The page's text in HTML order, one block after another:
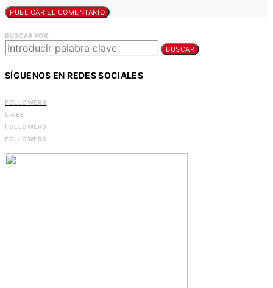
BUSCAR POR:
BUSCAR
SÍGUENOS EN REDES SOCIALES
FOLLOWERS
LIKES
FOLLOWERS
FOLLOWERS